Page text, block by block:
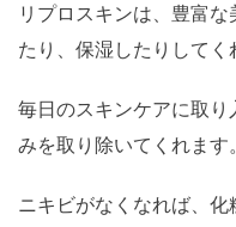
リプロスキンは、豊富
たり、保湿したりしてく
毎日のスキンケアに取
みを取り除いてくれます。
ニキビがなくなれば、